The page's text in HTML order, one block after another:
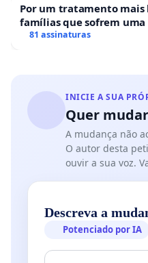
Por um tratamento
famílias que sofrem
hospitais portugueses
81 assinaturas
INICIE A SUA
Quer
A mudança não
O autor desta
ouvir a sua voz.
Descreva a
Potenciado por IA